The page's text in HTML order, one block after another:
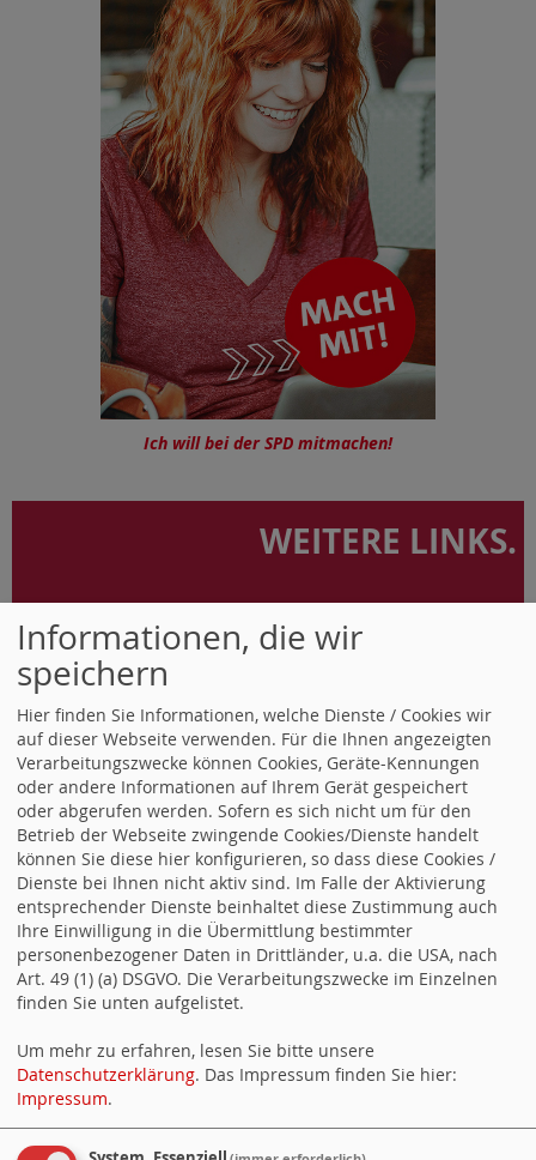
Ich will bei der SPD mitmachen!
WEITERE LINKS.
Zur Gemeinde Sandhausen
>
www.sandhausen.de
Die SPD in unserer Nachbarschaft:
> www.spd-heidelberg.de
www.spd-walldorf.de
> www.spd-leimen.de
>
www.spd-nussloch.de
> www.spd-hockenheim.de
Nachrichten aus unserer Umgebung
> www.leimenblog.de
> www.rnz.de
> www.heidelberg24.de
Informationen, die wir
speichern
Hier finden Sie Informationen, welche Dienste / Cookies wir
auf dieser Webseite verwenden. Für die Ihnen angezeigten
Verarbeitungszwecke können Cookies, Geräte-Kennungen
oder andere Informationen auf Ihrem Gerät gespeichert
oder abgerufen werden. Sofern es sich nicht um für den
Betrieb der Webseite zwingende Cookies/Dienste handelt
können Sie diese hier konfigurieren, so dass diese Cookies /
Dienste bei Ihnen nicht aktiv sind. Im Falle der Aktivierung
entsprechender Dienste beinhaltet diese Zustimmung auch
Ihre Einwilligung in die Übermittlung bestimmter
personenbezogener Daten in Drittländer, u.a. die USA, nach
Art. 49 (1) (a) DSGVO. Die Verarbeitungszwecke im Einzelnen
finden Sie unten aufgelistet.
Um mehr zu erfahren, lesen Sie bitte unsere
Datenschutzerklärung. Das Impressum finden Sie hier:
Impressum.